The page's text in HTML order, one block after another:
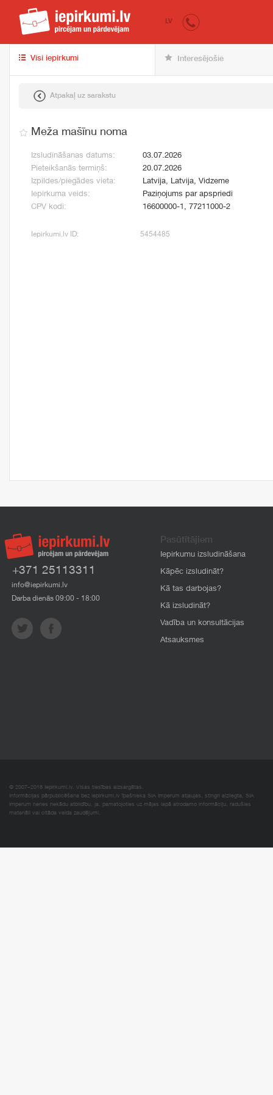
iepirkumi.lv
LV
Visi iepirkumi Interesējošie
Atpakaļ uz sarakstu
Meža mašīnu noma
Izsludināšanas datums:
03.07.2026
Pieteikšanās termiņš:
20.07.2026
Izpildes/piegādes vieta:
Latvija, Latvija, Vidzeme
Iepirkuma veids:
Paziņojums par apspriedi
CPV kodi:
16600000-1, 77211000-2
Iepirkumi.lv ID: 5454485
+371 25113311
info@iepirkumi.lv
Darba dienās 09:00 - 18:00
Pasūtītājiem
Iepirkumu izsludināšana
Kāpēc izsludināt?
Kā tas darbojas?
Kā izsludināt?
Vadība un konsultācijas
Atsauksmes
© 2007–2018 Iepirkumi.lv. Visas tiesības aizsargātas.
Informācijas pārpublicēšana bez iepirkumi.lv īpašnieka SIA Imperum atļaujas, stingri aizliegta. SIA
Imperum nenes nekādu atbildību, ja, pamatojoties uz mājas lapā atrodamo informāciju, radušies
materiāli vai citāda veida zaudējumi.